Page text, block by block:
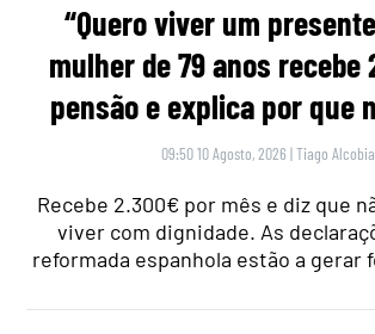
“Quero viver um
mulher de 79 anos recebe
pensão e explica por que
09:50 10 Agosto, 2026 |Tiago Alcobia
Recebe 2.300€ por mês e diz que
viver com dignidade. As
reformada espanhola estão a gerar